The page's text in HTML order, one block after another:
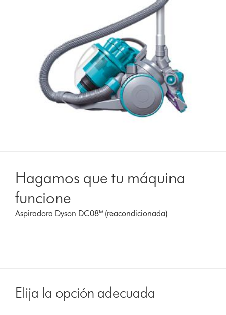
Hagamos que tu máquina
funcione
Aspiradora Dyson DC08™ (reacondicionada)
Elija la opción adecuada